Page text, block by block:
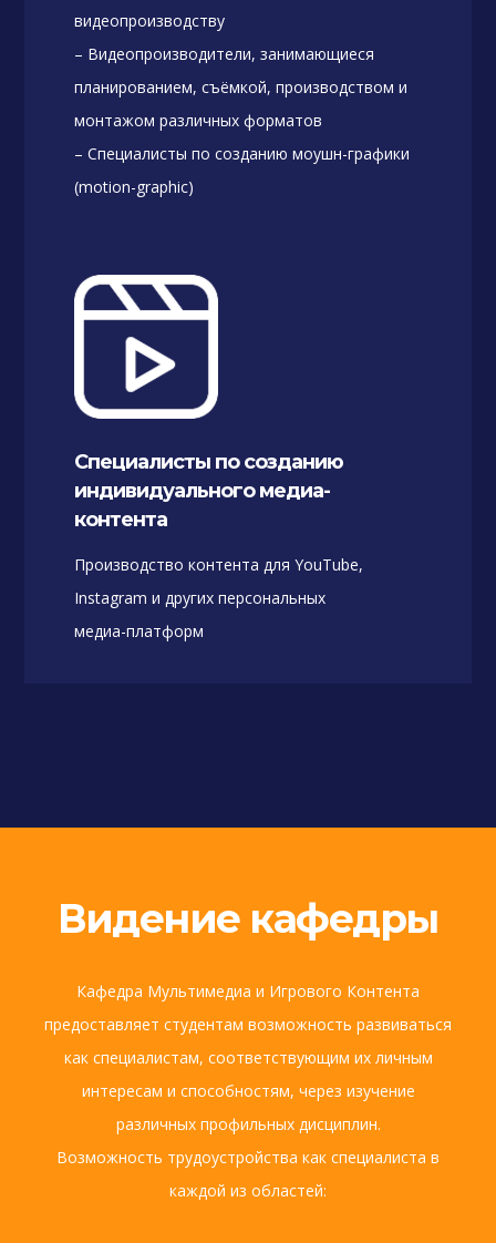
видеопроизводству
– Видеопроизводители, занимающиеся
планированием, съёмкой, производством и
монтажом различных форматов
– Специалисты по созданию моушн-графики
(motion-graphic)
Специалисты по созданию
индивидуального медиа-
контента
Производство контента для YouTube,
Instagram и других персональных
медиа-платформ
Видение кафедры
Кафедра Мультимедиа и Игрового Контента
предоставляет студентам возможность развиваться
как специалистам, соответствующим их личным
интересам и способностям, через изучение
различных профильных дисциплин.
Возможность трудоустройства как специалиста в
каждой из областей: